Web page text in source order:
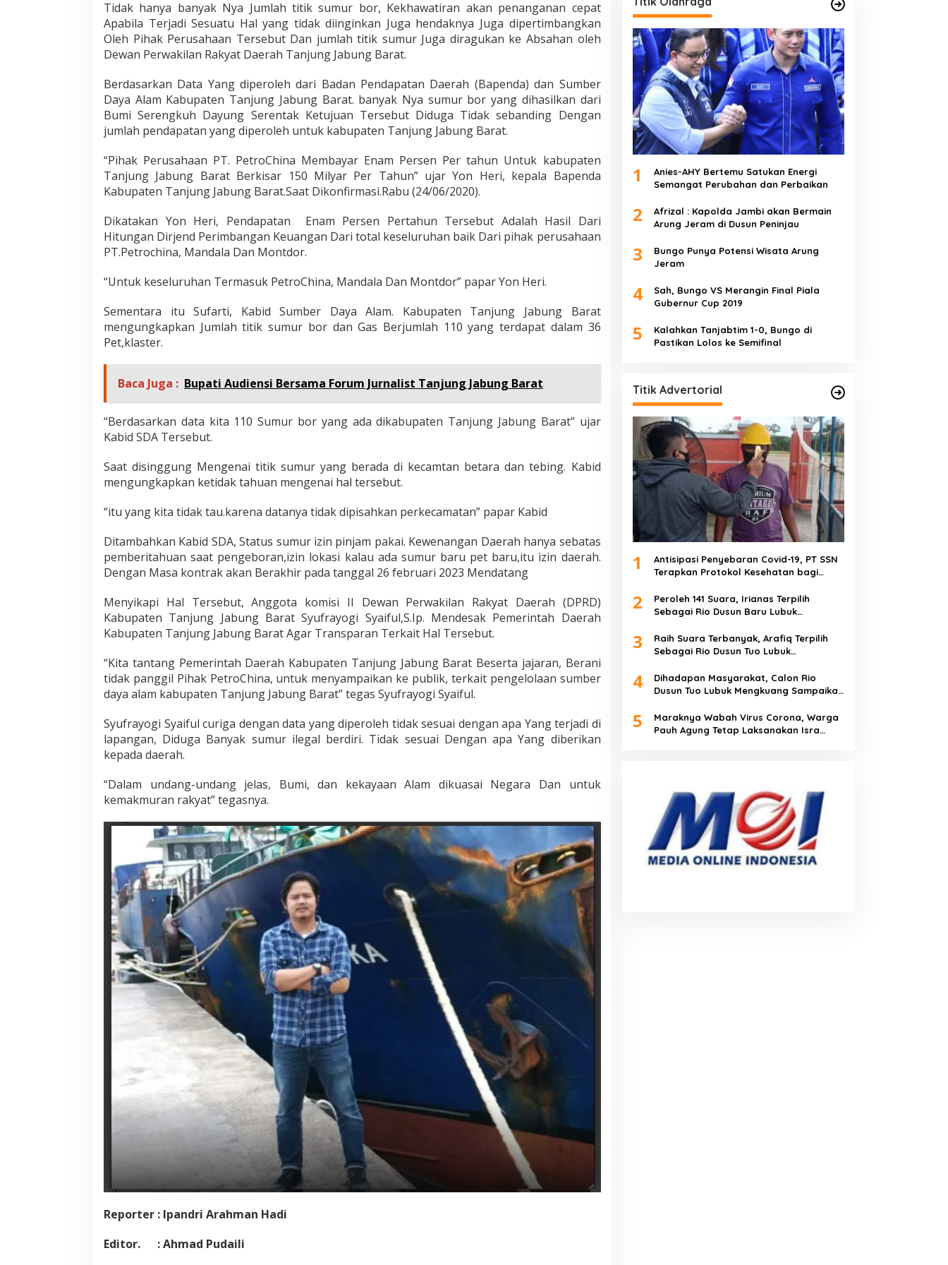
i
n
a
n
u
k
T
a
s
p
a
n
Tidak hanya banyak Nya Jumlah titik sumur bor, Kekhawatiran akan penanganan cepat
Apabila Terjadi Sesuatu Hal yang tidak diinginkan Juga hendaknya Juga dipertimbangkan
Oleh Pihak Perusahaan Tersebut Dan jumlah titik sumur Juga diragukan ke Absahan oleh
Dewan Perwakilan Rakyat Daerah Tanjung Jabung Barat.
Berdasarkan Data Yang diperoleh dari Badan Pendapatan Daerah (Bapenda) dan Sumber
Daya Alam Kabupaten Tanjung Jabung Barat. banyak Nya sumur bor yang dihasilkan dari
Bumi Serengkuh Dayung Serentak Ketujuan Tersebut Diduga Tidak sebanding Dengan
jumlah pendapatan yang diperoleh untuk kabupaten Tanjung Jabung Barat.
“Pihak Perusahaan PT. PetroChina Membayar Enam Persen Per tahun Untuk kabupaten
Tanjung Jabung Barat Berkisar 150 Milyar Per Tahun” ujar Yon Heri, kepala Bapenda
Kabupaten Tanjung Jabung Barat.Saat Dikonfirmasi.Rabu (24/06/2020).
Dikatakan Yon Heri, Pendapatan Enam Persen Pertahun Tersebut Adalah Hasil Dari
Hitungan Dirjend Perimbangan Keuangan Dari total keseluruhan baik Dari pihak perusahaan
PT.Petrochina, Mandala Dan Montdor.
“Untuk keseluruhan Termasuk PetroChina, Mandala Dan Montdor” papar Yon Heri.
Sementara itu Sufarti, Kabid Sumber Daya Alam. Kabupaten Tanjung Jabung Barat
mengungkapkan Jumlah titik sumur bor dan Gas Berjumlah 110 yang terdapat dalam 36
Pet,klaster.
Baca Juga : Bupati Audiensi Bersama Forum Jurnalist Tanjung Jabung Barat
“Berdasarkan data kita 110 Sumur bor yang ada dikabupaten Tanjung Jabung Barat” ujar
Kabid SDA Tersebut.
Saat disinggung Mengenai titik sumur yang berada di kecamtan betara dan tebing. Kabid
mengungkapkan ketidak tahuan mengenai hal tersebut.
“itu yang kita tidak tau.karena datanya tidak dipisahkan perkecamatan” papar Kabid
Ditambahkan Kabid SDA, Status sumur izin pinjam pakai. Kewenangan Daerah hanya sebatas
pemberitahuan saat pengeboran,izin lokasi kalau ada sumur baru pet baru,itu izin daerah.
Dengan Masa kontrak akan Berakhir pada tanggal 26 februari 2023 Mendatang
Menyikapi Hal Tersebut, Anggota komisi II Dewan Perwakilan Rakyat Daerah (DPRD)
Kabupaten Tanjung Jabung Barat Syufrayogi Syaiful,S.Ip. Mendesak Pemerintah Daerah
Kabupaten Tanjung Jabung Barat Agar Transparan Terkait Hal Tersebut.
“Kita tantang Pemerintah Daerah Kabupaten Tanjung Jabung Barat Beserta jajaran, Berani
tidak panggil Pihak PetroChina, untuk menyampaikan ke publik, terkait pengelolaan sumber
daya alam kabupaten Tanjung Jabung Barat” tegas Syufrayogi Syaiful.
Syufrayogi Syaiful curiga dengan data yang diperoleh tidak sesuai dengan apa Yang terjadi di
lapangan, Diduga Banyak sumur ilegal berdiri. Tidak sesuai Dengan apa Yang diberikan
kepada daerah.
“Dalam undang-undang jelas, Bumi, dan kekayaan Alam dikuasai Negara Dan untuk
kemakmuran rakyat” tegasnya.
Reporter : Ipandri Arahman Hadi
Editor. : Ahmad Pudaili
1
Anies-AHY Bertemu Satukan Energi
Semangat Perubahan dan Perbaikan
2
Afrizal : Kapolda Jambi akan Bermain
Arung Jeram di Dusun Peninjau
3
Bungo Punya Potensi Wisata Arung
Jeram
4
Sah, Bungo VS Merangin Final Piala
Gubernur Cup 2019
5
Kalahkan Tanjabtim 1-0, Bungo di
Pastikan Lolos ke Semifinal
Titik Advertorial
1
Antisipasi Penyebaran Covid-19, PT SSN
Terapkan Protokol Kesehatan bagi
2
Peroleh 141 Suara, Irianas Terpilih
Sebagai Rio Dusun Baru Lubuk
3
Raih Suara Terbanyak, Arafiq Terpilih
Sebagai Rio Dusun Tuo Lubuk
4
Dihadapan Masyarakat, Calon Rio
Dusun Tuo Lubuk Mengkuang Sampaikan
5
Maraknya Wabah Virus Corona, Warga
Pauh Agung Tetap Laksanakan Isra